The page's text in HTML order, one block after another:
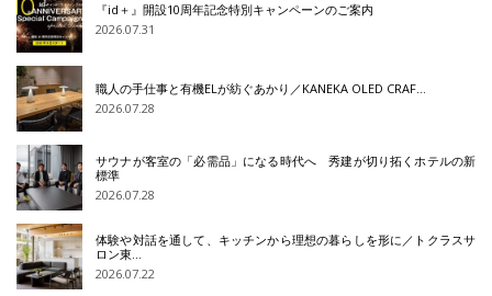
『id＋』開設10周年記念特別キャンペーンのご案内
2026.07.31
職人の手仕事と有機ELが紡ぐあかり／KANEKA OLED CRAF…
2026.07.28
サウナが客室の「必需品」になる時代へ 秀建が切り拓くホテルの新
標準
2026.07.28
体験や対話を通して、キッチンから理想の暮らしを形に／トクラスサ
ロン東…
2026.07.22